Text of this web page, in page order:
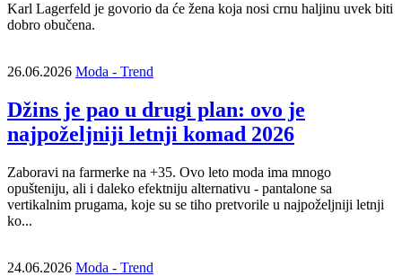
Karl Lagerfeld je govorio da će žena koja nosi crnu haljinu uvek biti
dobro obučena.
26.06.2026 Moda - Trend
Džins je pao u drugi plan: ovo je
najpoželjniji letnji komad 2026
Zaboravi na farmerke na +35. Ovo leto moda ima mnogo
opušteniju, ali i daleko efektniju alternativu - pantalone sa
vertikalnim prugama, koje su se tiho pretvorile u najpoželjniji letnji
ko...
24.06.2026 Moda - Trend